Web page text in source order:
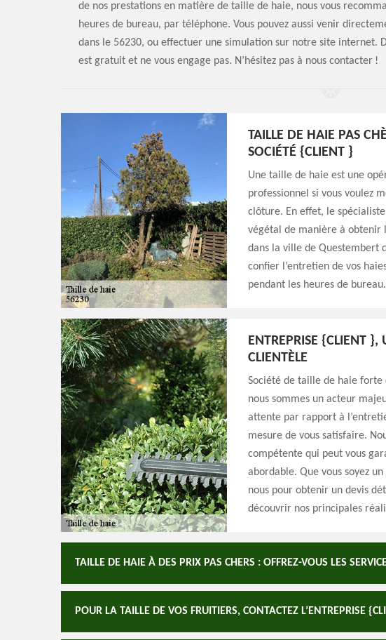
de nos prestations en matière de taille de haie, nous vous
heures de bureau, par téléphone. Vous pouvez aussi venir
dans le 56230, ou effectuer une simulation sur notre site internet.
est gratuit et ne vous engage pas. N’hésitez pas à nous contacter !
TAILLE DE HAIE PAS
SOCIÉTÉ {CLIENT }
Une taille de haie est une
professionnel si vous voulez
clôture. En effet, le
végétal de manière à obtenir
dans la ville de Questembert
confier l’entretien de vos
pendant les heures de bureau.
ENTREPRISE {CLIENT },
CLIENTÈLE
Société de taille de haie forte
nous sommes un acteur
attente par rapport à
mesure de vous satisfaire.
compétente qui peut vous
abordable. Que vous soyez
nous pour obtenir un devis
découvrir nos principales
TAILLE DE HAIE À DES PRIX PAS CHERS : OFFREZ-VOUS LES
POUR LA TAILLE DE VOS FRUITIERS, CONTACTEZ L’ENTREPRISE